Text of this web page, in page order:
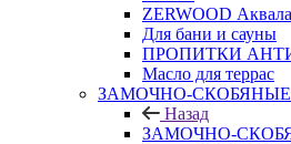
ZERWOOD
Для бани и сауны
ПРОПИТКИ
Масло для террас
ЗАМОЧНО-
Назад
ЗАМОЧНО-